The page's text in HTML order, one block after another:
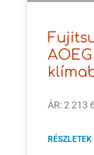
ÁR: 2 213